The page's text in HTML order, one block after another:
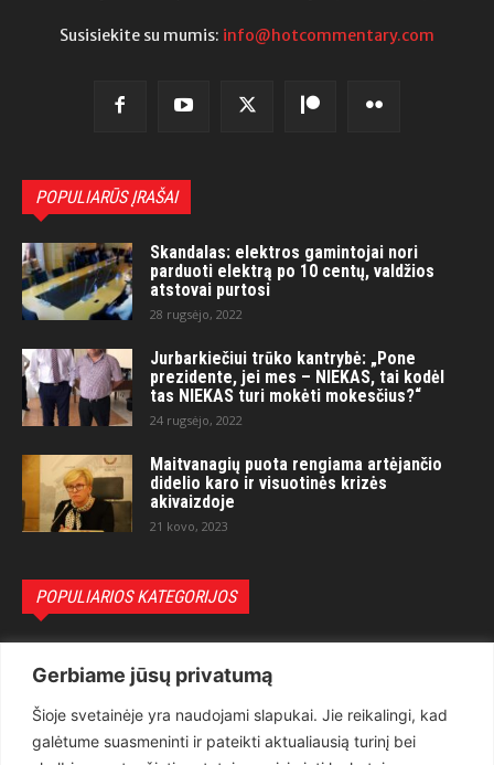
Gerbiame jūsų privatumą
Šioje svetainėje yra naudojami slapukai. Jie reikalingi, kad
galėtume suasmeninti ir pateikti aktualiausią turinį bei
Susisiekite su mumis: info@hotcommentary.com
POPULIARŪS ĮRAŠAI
Skandalas: elektros gamintojai nori
parduoti elektrą po 10 centų, valdžios
atstovai purtosi
28 rugsėjo, 2022
Jurbarkiečiui trūko kantrybė: „Pone
prezidente, jei mes – NIEKAS, tai kodėl
tas NIEKAS turi mokėti mokesčius?“
24 rugsėjo, 2022
Maitvanagių puota rengiama artėjančio
didelio karo ir visuotinės krizės
akivaizdoje
21 kovo, 2023
POPULIARIOS KATEGORIJOS
Teisėsauga
1497
Aktualu